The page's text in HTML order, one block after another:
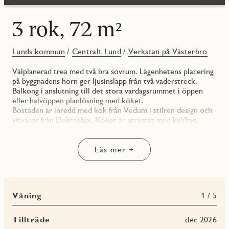
3 rok, 72 m²
Lunds kommun / Centralt Lund/ Verkstan på Västerbro
Välplanerad trea med två bra sovrum. Lägenhetens placering
på byggnadens hörn ger ljusinsläpp från två väderstreck.
Balkong i anslutning till det stora vardagsrummet i öppen
eller halvöppen planlösning med köket.
Bostaden är inredd med kök från Vedum i stilren design och
vitvaror från Elektrolux. Köket är utrustat med kyl/frys,
mikrovågsugn. Helkaklat badrum med inredning från
Svedbergs och spotlightbelysning i tak. Standarden är hög
med JM originalinredning och möjlighet finns att göra tillval
Samtliga lägenheter har tillgång till ett förrådsutrymme i
källarplan där det även finns cykelparkering och garage.
I månadsavgiften inkluderas uppvärmning, kallvatten samt
Läs mer +
Våning 1 / 5
Tillträde dec 2026